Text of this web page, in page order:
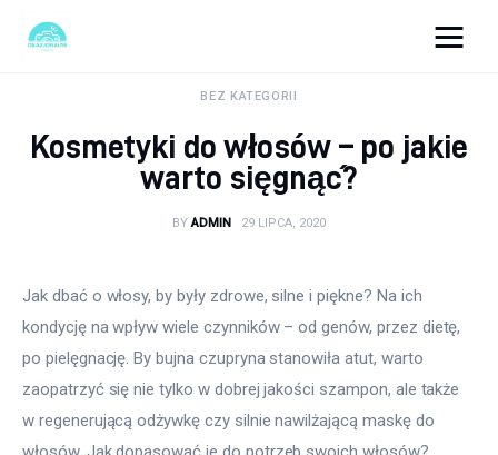
Turystyka
Uroda
Zdrowie
Więcej
BEZ KATEGORII
Kosmetyki do włosów – po jakie
warto sięgnąć?
BY ADMIN 29 LIPCA, 2020
Jak dbać o włosy, by były zdrowe, silne i piękne? Na ich
kondycję na wpływ wiele czynników – od genów, przez dietę,
po pielęgnację. By bujna czupryna stanowiła atut, warto
zaopatrzyć się nie tylko w dobrej jakości szampon, ale także
w regenerującą odżywkę czy silnie nawilżającą maskę do